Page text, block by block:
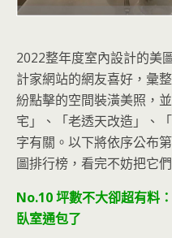
2022整年度室內設計的美
計家網站的網友喜好，彙
紛點擊的空間裝潢美照，
宅」、「老透天改造」、
字有關。以下將依序公布
圖排行榜，看完不妨把它
No.10 坪數不大卻超有料
臥室通包了